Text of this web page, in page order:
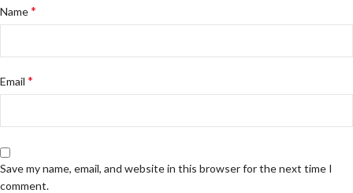
Name*
Email *
Save my name, email, and website in this browser for the next time I
comment.